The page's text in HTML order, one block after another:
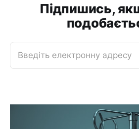
Підпишись,
Введіть електронну адресу